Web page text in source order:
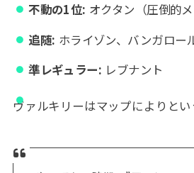
不動の1位: オクタン（圧倒的メ
追随: ホライゾン、バンガロー
準レギュラー: レブナント
ヴァルキリーはマップによりとい